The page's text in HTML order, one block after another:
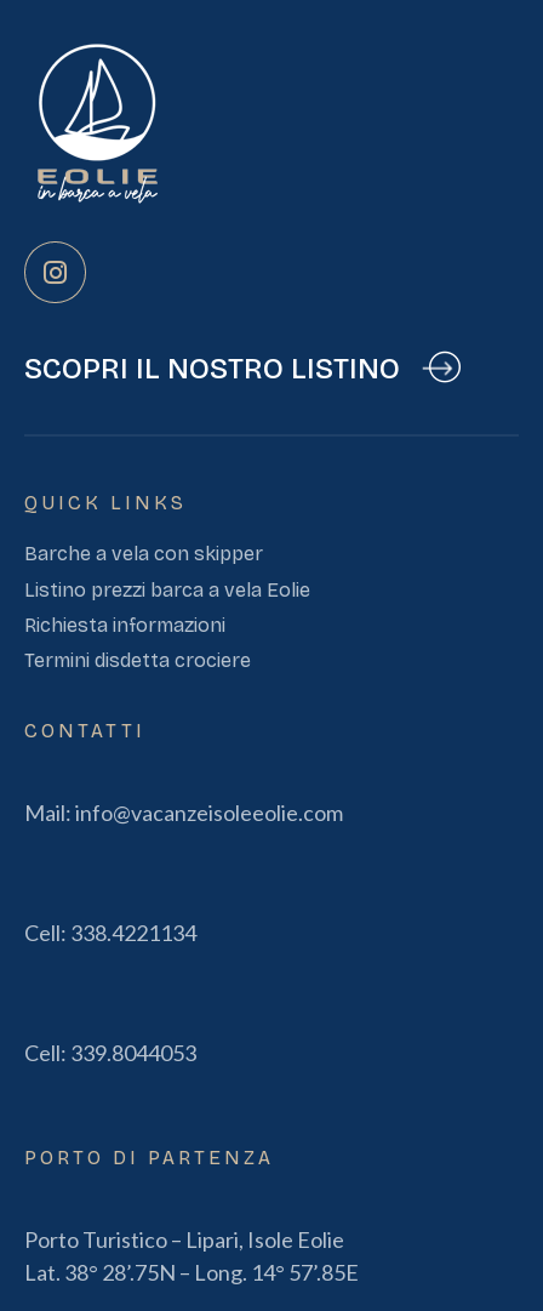
SCOPRI IL NOSTRO LISTINO
QUICK LINKS
Barche a vela con skipper
Listino prezzi barca a vela Eolie
Richiesta informazioni
Termini disdetta crociere
CONTATTI
Mail:info@vacanzeisoleeolie.com
Cell: 338.4221134
Cell: 339.8044053
PORTO DI PARTENZA
Porto Turistico – Lipari, Isole Eolie
Lat. 38° 28’.75N – Long. 14° 57’.85E